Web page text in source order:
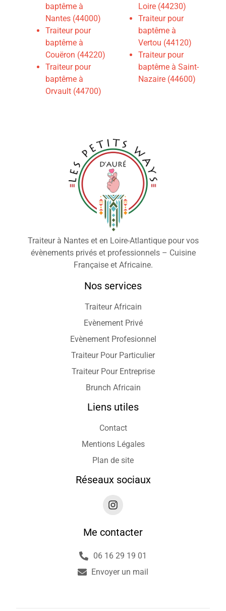
baptême à
Nantes (44000)
Traiteur pour
baptême à
Couëron (44220)
Traiteur pour
baptême à
Orvault (44700)
Loire (44230)
Traiteur pour
baptême à
Vertou (44120)
Traiteur pour
baptême à Saint-
Nazaire (44600)
Traiteur à Nantes et en Loire-Atlantique pour vos
évènements privés et professionnels – Cuisine
Française et Africaine.
Nos services
Traiteur Africain
Evènement Privé
Evènement Profesionnel
Traiteur Pour Particulier
Traiteur Pour Entreprise
Brunch Africain
Liens utiles
Contact
Mentions Légales
Plan de site
Réseaux sociaux
Me contacter
06 16 29 19 01
Envoyer un mail